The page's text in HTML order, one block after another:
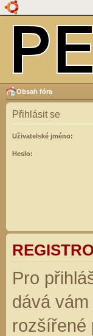
Obsah fóra
Přihlásit se
Uživatelské jméno:
Heslo:
Pro
dává
rozšířené